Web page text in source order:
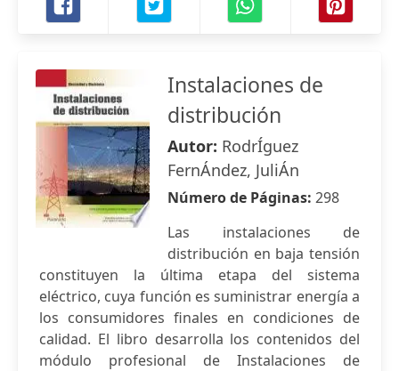
Instalaciones de
distribución
Autor: RodrÍguez
FernÁndez, JuliÁn
Número de Páginas: 298
Las instalaciones de
distribución en baja tensión
constituyen la última etapa del sistema
eléctrico, cuya función es suministrar energía a
los consumidores finales en condiciones de
calidad. El libro desarrolla los contenidos del
módulo profesional de Instalaciones de